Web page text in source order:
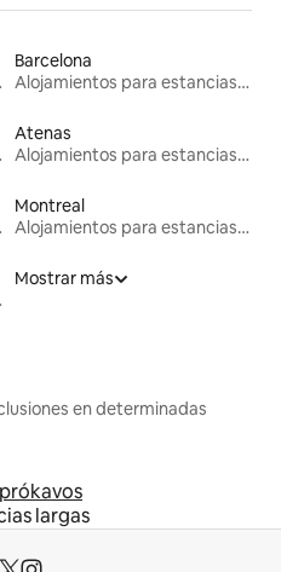
Barcelona
Alojamientos para estancias largas
Atenas
Alojamientos para estancias largas
Montreal
Alojamientos para estancias largas
Mostrar más
en determinadas
largas